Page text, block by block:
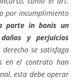
por incumplimiento
parte in bonis un
y perjuicios
se satisfaga
en el contrato han
esta debe operar